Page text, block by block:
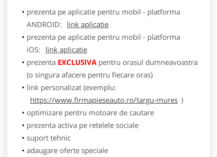
prezenta pe aplicatie pentru mobil - platforma
ANDROID:
link aplicatie
prezenta pe aplicatie pentru mobil - platforma
iOS:
link aplicatie
prezenta EXCLUSIVApentru orasul dumneavoastra
(o singura afacere pentru fiecare oras)
link personalizat (exemplu:
https://www.firmapieseauto.ro/targu-mures )
optimizare pentru motoare de cautare
prezenta activa pe retelele sociale
suport tehnic
adaugare oferte speciale